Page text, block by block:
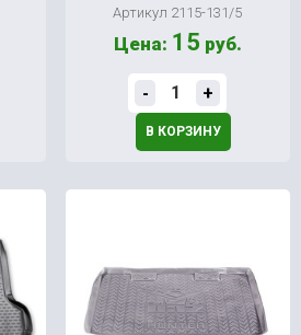
Артикул 2115-131/5
Цена: 15 руб.
- +
В КОРЗИНУ